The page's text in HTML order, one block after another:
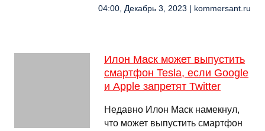
04:00, Декабрь 3, 2023 | kommersant.ru
Илон Маск может выпустить
смартфон Tesla, если Google
и Apple запретят Twitter
Недавно Илон Маск намекнул,
что может выпустить смартфон